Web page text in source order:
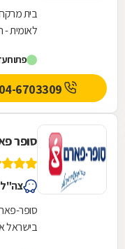
לאומית -
פתוחעד
04-6703309
סופר
צה"ל 35,
סופר-
בישראל